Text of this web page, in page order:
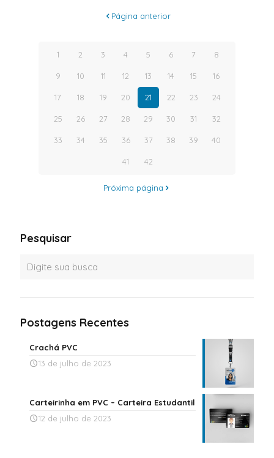
Página anterior
1 2 3 4 5 6 7 8
9 10 11 12 13 14 15 16
17 18 19 20 21 22 23 24
25 26 27 28 29 30 31 32
33 34 35 36 37 38 39 40
41 42
Próxima página
Pesquisar
Postagens Recentes
Crachá PVC
13 de julho de 2023
Carteirinha em PVC – Carteira Estudantil
12 de julho de 2023